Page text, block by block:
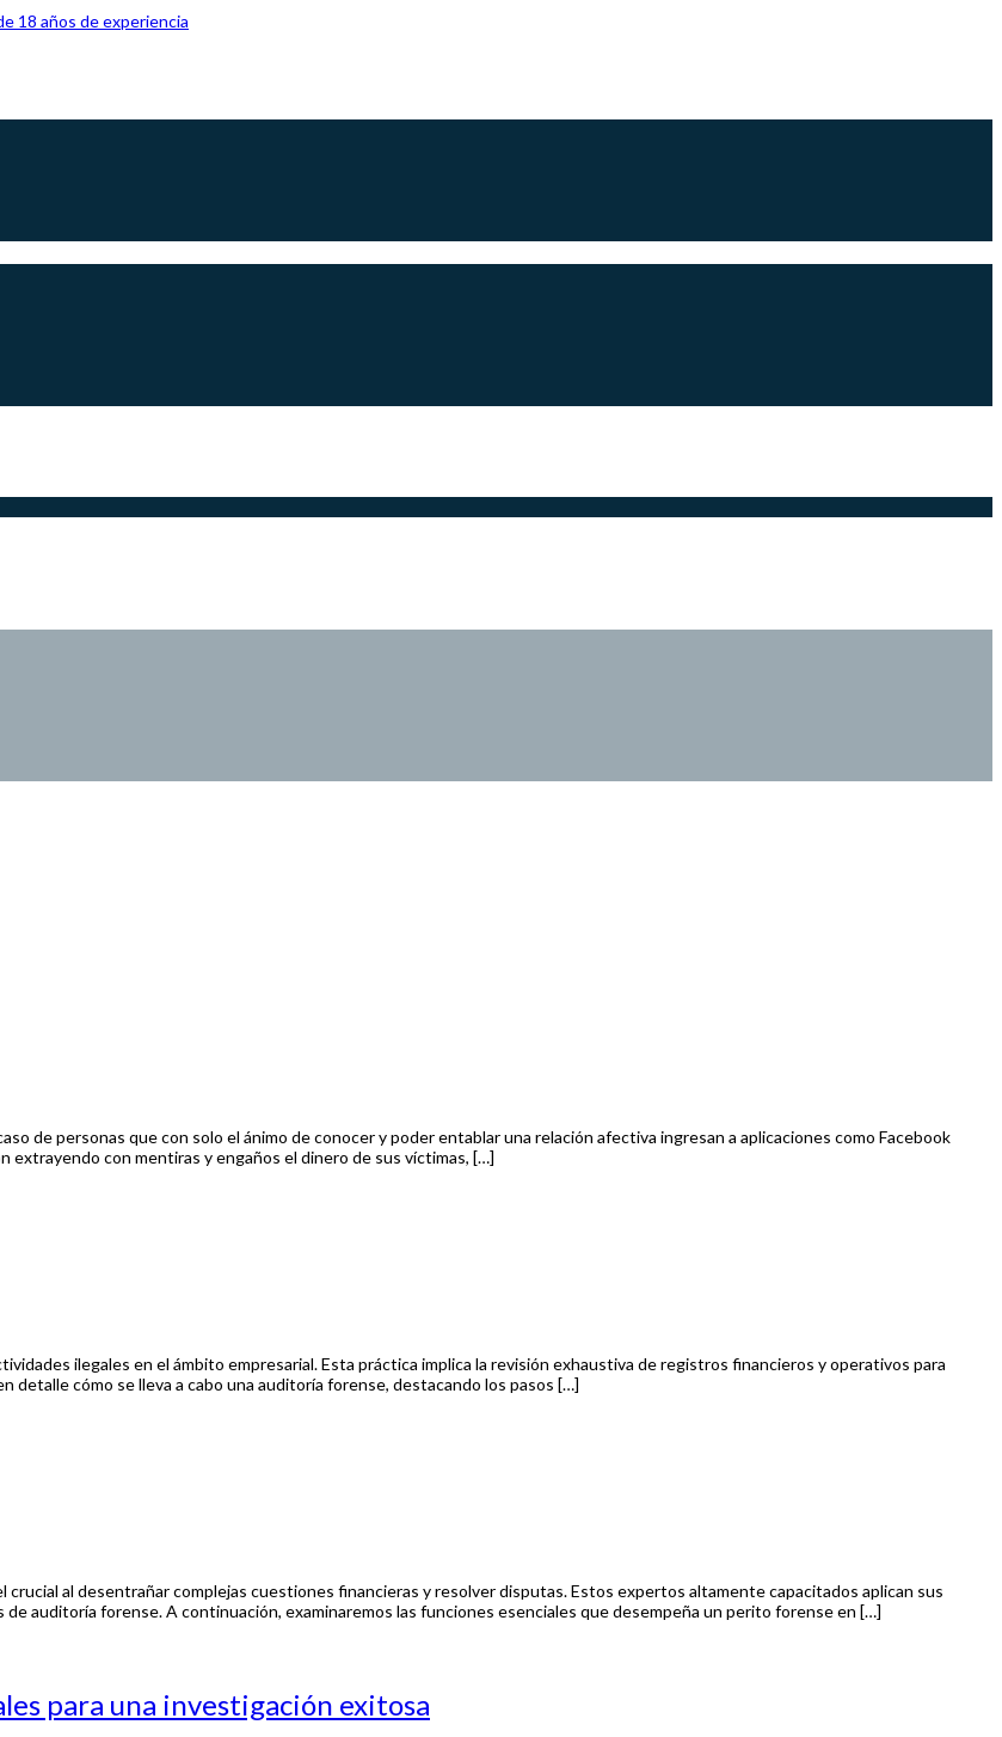
de personas que con solo el ánimo de conocer y poder entablar una relación afectiva ingresan a aplicaciones como Facebook
con mentiras y engaños el dinero de sus víctimas, […]
ilegales en el ámbito empresarial. Esta práctica implica la revisión exhaustiva de registros financieros y operativos para
cómo se lleva a cabo una auditoría forense, destacando los pasos […]
al desentrañar complejas cuestiones financieras y resolver disputas. Estos expertos altamente capacitados aplican sus
de auditoría forense. A continuación, examinaremos las funciones esenciales que desempeña un perito forense en […]
para una investigación exitosa